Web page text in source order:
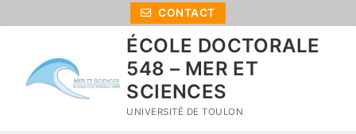
CONTACT
ÉCOLE DOCTORALE
548 – MER ET
SCIENCES
UNIVERSITÉ DE TOULON